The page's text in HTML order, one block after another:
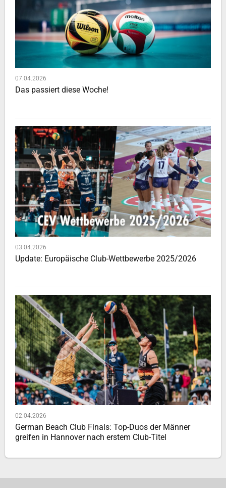
07.04.2026
Das passiert diese Woche!
03.04.2026
Update: Europäische Club-Wettbewerbe 2025/2026
02.04.2026
German Beach Club Finals: Top-Duos der Männer
greifen in Hannover nach erstem Club-Titel